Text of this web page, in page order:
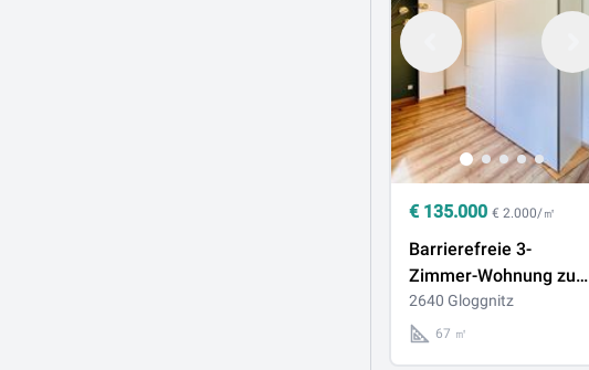
€ 135.000 € 2.000/㎡
Barrierefreie 3-
Zimmer-Wohnung zum
Top-Preis mit allen
Annehmlichkeiten
2640 Gloggnitz
67 ㎡